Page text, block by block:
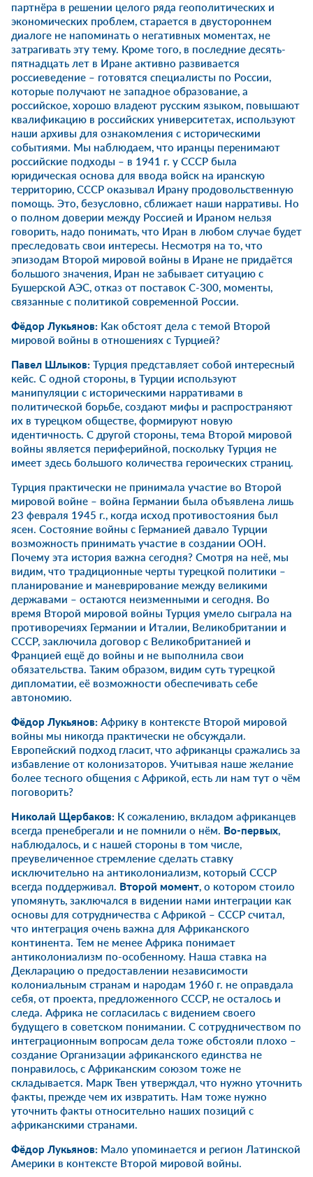
партнёра в решении целого ряда геополитических и
экономических проблем, старается в двустороннем
диалоге не напоминать о негативных моментах, не
затрагивать эту тему. Кроме того, в последние десять-
пятнадцать лет в Иране активно развивается
россиеведение – готовятся специалисты по России,
которые получают не западное образование, а
российское, хорошо владеют русским языком, повышают
квалификацию в российских университетах, используют
наши архивы для ознакомления с историческими
событиями. Мы наблюдаем, что иранцы перенимают
российские подходы – в 1941 г. у СССР была
юридическая основа для ввода войск на иранскую
территорию, СССР оказывал Ирану продовольственную
помощь. Это, безусловно, сближает наши нарративы. Но
о полном доверии между Россией и Ираном нельзя
говорить, надо понимать, что Иран в любом случае будет
преследовать свои интересы. Несмотря на то, что
эпизодам Второй мировой войны в Иране не придаётся
большого значения, Иран не забывает ситуацию с
Бушерской АЭС, отказ от поставок С-300, моменты,
связанные с политикой современной России.
Фёдор Лукьянов: Как обстоят дела с темой Второй
мировой войны в отношениях с Турцией?
Павел Шлыков: Турция представляет собой интересный
кейс. С одной стороны, в Турции используют
манипуляции с историческими нарративами в
политической борьбе, создают мифы и распространяют
их в турецком обществе, формируют новую
идентичность. С другой стороны, тема Второй мировой
войны является периферийной, поскольку Турция не
имеет здесь большого количества героических страниц.
Турция практически не принимала участие во Второй
мировой войне – война Германии была объявлена лишь
23 февраля 1945 г., когда исход противостояния был
ясен. Состояние войны с Германией давало Турции
возможность принимать участие в создании ООН.
Почему эта история важна сегодня? Смотря на неё, мы
видим, что традиционные черты турецкой политики –
планирование и маневрирование между великими
державами – остаются неизменными и сегодня. Во
время Второй мировой войны Турция умело сыграла на
противоречиях Германии и Италии, Великобритании и
СССР, заключила договор с Великобританией и
Францией ещё до войны и не выполнила свои
обязательства. Таким образом, видим суть турецкой
дипломатии, её возможности обеспечивать себе
автономию.
Фёдор Лукьянов: Африку в контексте Второй мировой
войны мы никогда практически не обсуждали.
Европейский подход гласит, что африканцы сражались за
избавление от колонизаторов. Учитывая наше желание
более тесного общения с Африкой, есть ли нам тут о чём
поговорить?
Николай Щербаков: К сожалению, вкладом африканцев
всегда пренебрегали и не помнили о нём. Во-первых,
наблюдалось, и с нашей стороны в том числе,
преувеличенное стремление сделать ставку
исключительно на антиколониализм, который СССР
всегда поддерживал. Второй момент, о котором стоило
упомянуть, заключался в видении нами интеграции как
основы для сотрудничества с Африкой – СССР считал,
что интеграция очень важна для Африканского
континента. Тем не менее Африка понимает
антиколониализм по-особенному. Наша ставка на
Декларацию о предоставлении независимости
колониальным странам и народам 1960 г. не оправдала
себя, от проекта, предложенного СССР, не осталось и
следа. Африка не согласилась с видением своего
будущего в советском понимании. С сотрудничеством по
интеграционным вопросам дела тоже обстояли плохо –
создание Организации африканского единства не
понравилось, с Африканским союзом тоже не
складывается. Марк Твен утверждал, что нужно уточнить
факты, прежде чем их извратить. Нам тоже нужно
уточнить факты относительно наших позиций с
африканскими странами.
Фёдор Лукьянов: Мало упоминается и регион Латинской
Америки в контексте Второй мировой войны.